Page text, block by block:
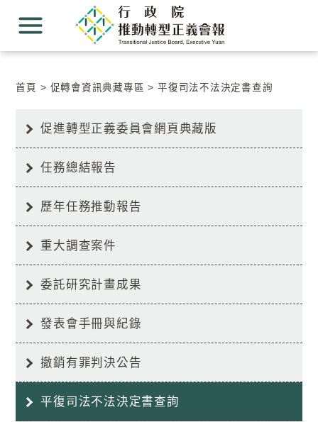
要
Center
要
首頁 促轉會資訊典藏專區 平復司法不法決定書查詢
促進轉型正義委員會網頁典藏版
任務總結報告
歷年任務推動報告
重大調查案件
委託研究計畫成果
發表會手冊與紀錄
撤銷有罪判決公告
平復司法不法決定書查詢